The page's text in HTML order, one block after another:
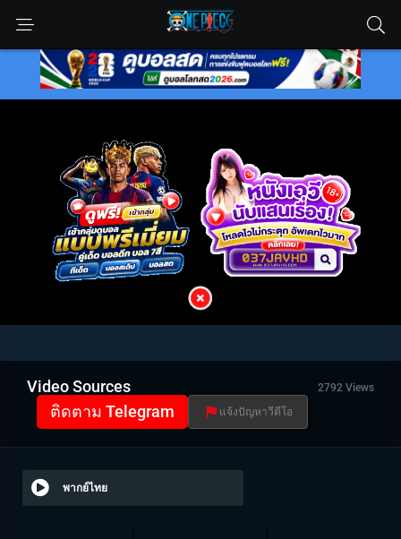
Video Sources 2792 Views
ติดตาม Telegram แจ้งปัญหาวีดีโอ
พากย์ไทย